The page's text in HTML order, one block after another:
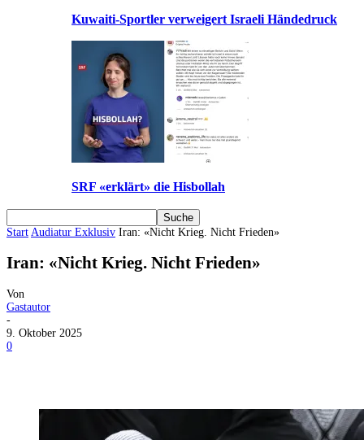
Kuwaiti-Sportler verweigert Israeli Händedruck
SRF «erklärt» die Hisbollah
Start Audiatur Exklusiv Iran: «Nicht Krieg. Nicht Frieden»
Iran: «Nicht Krieg. Nicht Frieden»
Von
Gastautor
-
9. Oktober 2025
0